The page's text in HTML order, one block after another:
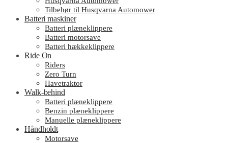
Tilbehør til Husqvarna Automower
Batteri maskiner
Batteri plæneklippere
Batteri motorsave
Batteri hækkeklippere
Ride On
Riders
Zero Turn
Havetraktor
Walk-behind
Batteri plæneklippere
Benzin plæneklippere
Manuelle plæneklippere
Håndholdt
Motorsave